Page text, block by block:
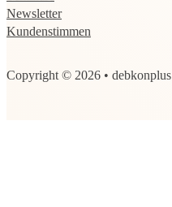
Newsletter
Kundenstimmen
Copyright © 2026 • debkonplus